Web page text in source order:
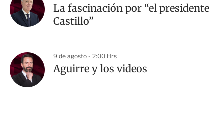
La fascinación por “el presidente
Castillo”
9 de agosto - 2:00 Hrs
Aguirre y los videos